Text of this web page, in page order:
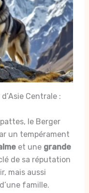
Centrale :
le Berger
un tempérament
et une grande
de sa réputation
mais aussi
famille.